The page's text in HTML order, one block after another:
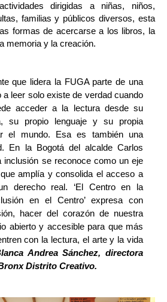
dirigidas a niñas, niños,
familias y públicos diversos, esta
formas de acercarse a los libros, la
memoria y la creación.
que lidera la FUGA parte de una
a leer solo existe de verdad cuando
acceder a la lectura desde su
su propio lenguaje y su propia
el mundo. Esa es también una
En la Bogotá del alcalde Carlos
inclusión se reconoce como un eje
amplía y consolida el acceso a
derecho real. ‘El Centro en la
en el Centro’ expresa con
hacer del corazón de nuestra
abierto y accesible para que más
con la lectura, el arte y la vida
Andrea Sánchez, directora
Distrito Creativo.